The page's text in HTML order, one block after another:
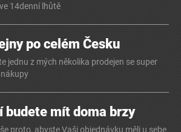
14denní lhůtě
po celém Česku
jednu z mých několika prodejen se super
nákupy
budete mít doma brzy
proto, abyste Vaši objednávku měli u sebe